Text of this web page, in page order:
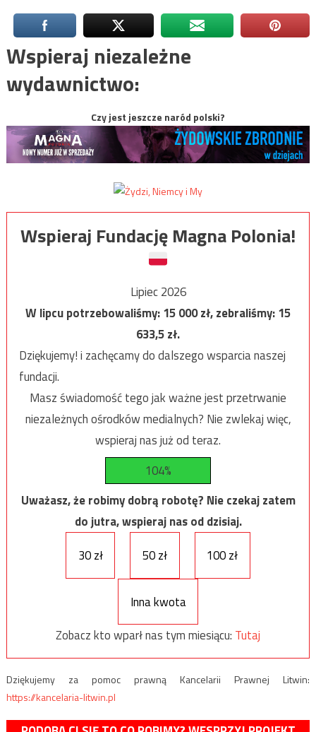
Wspieraj niezależne
wydawnictwo:
Czy jest jeszcze naród polski?
Wspieraj Fundację Magna Polonia!
Lipiec 2026
W lipcu potrzebowaliśmy:15 000zł, zebraliśmy:15
633,5zł.
Dziękujemy! i zachęcamy do dalszego wsparcia naszej
fundacji.
Masz świadomość tego jak ważne jest przetrwanie
niezależnych ośrodków medialnych? Nie zwlekaj więc,
wspieraj nas już od teraz.
104%
Uważasz, że robimy dobrą robotę? Nie czekaj zatem
do jutra, wspieraj nas od dzisiaj.
30 zł
50 zł 100 zł
Inna kwota
Zobacz kto wparł nas tym miesiącu: Tutaj
Dziękujemy za pomoc prawną Kancelarii Prawnej Litwin:
https://kancelaria-litwin.pl